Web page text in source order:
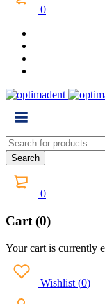
0
0
Cart (0)
Your cart is currently
Wishlist (0)